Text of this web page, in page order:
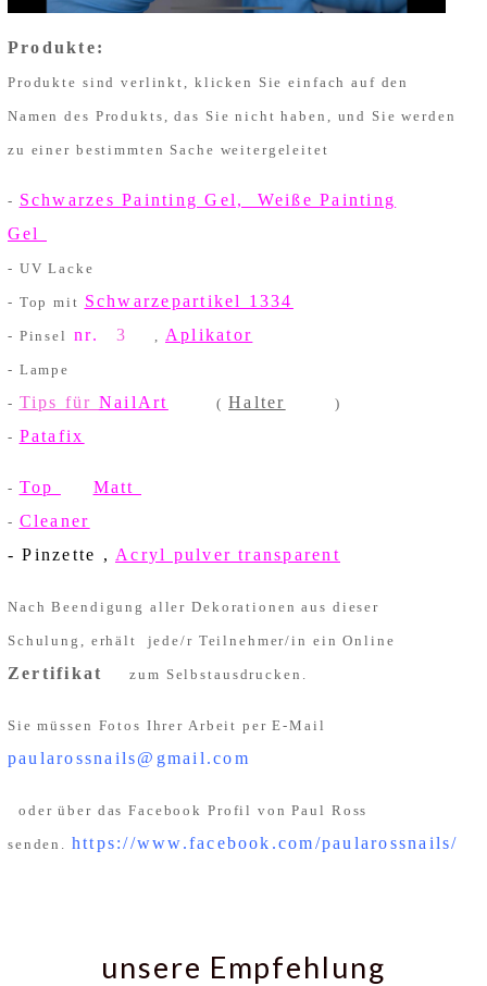
Produkte:
Produkte sind verlinkt, klicken Sie einfach auf den
Namen des Produkts, das Sie nicht haben, und Sie werden
zu einer bestimmten Sache weitergeleitet
- Schwarzes Painting Gel, Weiße Painting
Gel
- UV Lacke
- Top mit Schwarzepartikel 1334
- Pinsel nr. 3 Aplikator
- Lampe
- Tips für NailArt (Halter )
- Patafix
- Top Matt
- Cleaner
- Pinzette , Acryl pulver transparent
Nach Beendigung aller Dekorationen aus dieser
Schulung, erhält jede/r Teilnehmer/in ein Online
Zertifikat zum Selbstausdrucken.
Sie müssen Fotos Ihrer Arbeit per E-Mail
paularossnails@gmail.com
oder über das Facebook Profil von Paul Ross
senden. https://www.facebook.com/paularossnails/
unsere Empfehlung